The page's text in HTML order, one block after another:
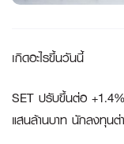
เกิดอะไรขึ้นวันนี้
SET ปรับขึ้นต่อ
แสนล้านบาท นักลงทุน